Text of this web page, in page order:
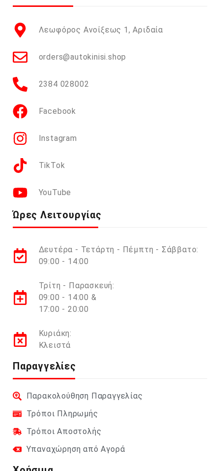
Λεωφόρος Ανοίξεως 1, Αριδαία
orders@autokinisi.shop
2384 028002
Facebook
Instagram
TikTok
YouTube
Ώρες Λειτουργίας
Δευτέρα - Τετάρτη - Πέμπτη - Σάββατο:
09:00 - 14:00
Τρίτη - Παρασκευή:
09:00 - 14:00 &
17:00 - 20:00
Κυριάκη:
Κλειστά
Παραγγελίες
Παρακολούθηση Παραγγελίας
Τρόποι Πληρωμής
Τρόποι Αποστολής
Υπαναχώρηση από Αγορά